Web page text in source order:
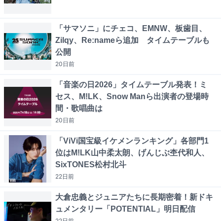
「サマソニ」にチェコ、EMNW、板歯目、
Zilqy、Re:nameら追加 タイムテーブルも
公開
20日前
「音楽の日2026」タイムテーブル発表！ミ
セス、M!LK、Snow Manら出演者の登場時
間・歌唱曲は
20日前
「ViVi国宝級イケメンランキング」各部門1
位はM!LK山中柔太朗、げんじぶ杢代和人、
SixTONES松村北斗
22日前
大倉忠義とジュニアたちに長期密着！新ドキ
ュメンタリー「POTENTIAL」明日配信